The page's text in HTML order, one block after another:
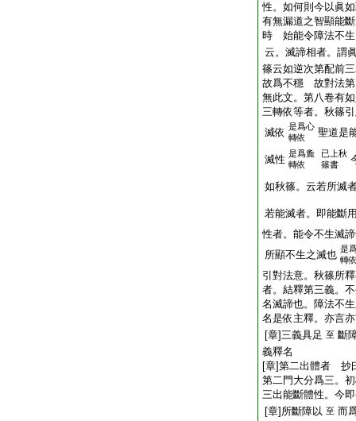
性。如何則今以眞
有無漏道之智顯能
時 始能令障法不生
云。滅諦相者。謂
篠云如逆次第配前
故爲不穩 故對法第
無此文。第八卷有
三轉依等者。秋篠
滅依 是爲心
轉依
聖道是
滅性 是爲麁
轉依
已上秋
篠書
如秋篠。云若所滅
若能滅者。即能斷
性者。能令不生滅
所顯不生之滅也 是
轉
引對法意。秋篠所
者。結釋第三義。
名滅諦也。障法不
名是依主釋。亦言
[章]三義具足 至 斷
義釋名
[章]第二出體者 抄
第二門大分爲三。
三出能斷體性。今
[章]所斷障以 至 而